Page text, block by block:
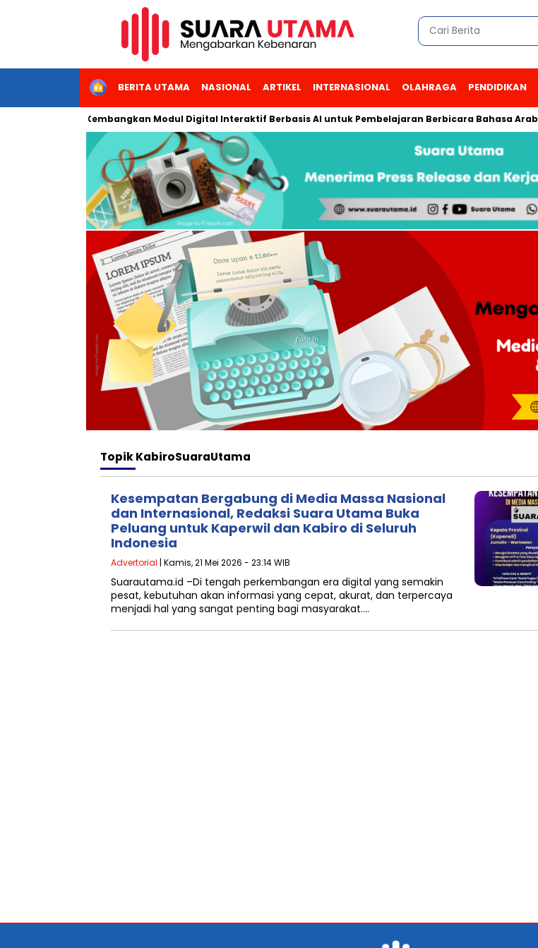
HOMEBERITA UTAMA NASIONAL ARTIKEL INTERNASIONAL OLAHRAGA PENDIDIKAN
Negeri Jakarta Kembangkan Modul Digital Interaktif Berbasis AI untuk Pembelajaran Berbicara Bahasa Arab
TopikKabiroSuaraUtama
Kesempatan Bergabung di Media Massa Nasional
dan Internasional, Redaksi Suara Utama Buka
Peluang untuk Kaperwil dan Kabiro di Seluruh
Indonesia
Advertorial | Kamis, 21 Mei 2026 - 23:14 WIB
Suarautama.id –Di tengah perkembangan era digital yang semakin
pesat, kebutuhan akan informasi yang cepat, akurat, dan terpercaya
menjadi hal yang sangat penting bagi masyarakat….